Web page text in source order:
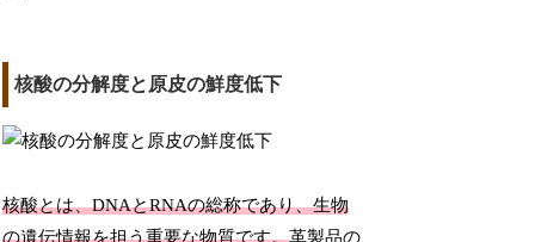
核酸の分解度と原皮の鮮度低下
核酸とは、DNAとRNAの総称であり、生物
の遺伝情報を担う重要な物質です。革製品の